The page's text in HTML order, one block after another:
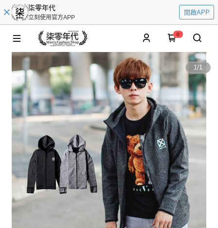
柒零年代
立刻使用官方APP
開啟APP
0
1/1